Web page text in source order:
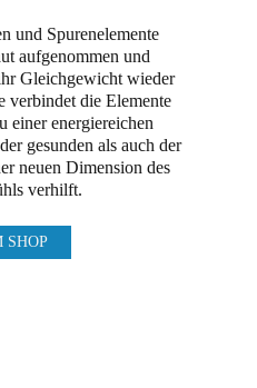
und Spurenelemente
aufgenommen und
Gleichgewicht wieder
verbindet die Elemente
einer energiereichen
gesunden als auch der
neuen Dimension des
verhilft.
SHOP